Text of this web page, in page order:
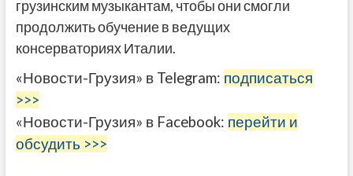
грузинским музыкантам, чтобы они смогли
продолжить обучение в ведущих
консерваториях Италии.
«Новости-Грузия» в Telegram: подписаться
>>>
«Новости-Грузия» в Facebook: перейти и
обсудить >>>